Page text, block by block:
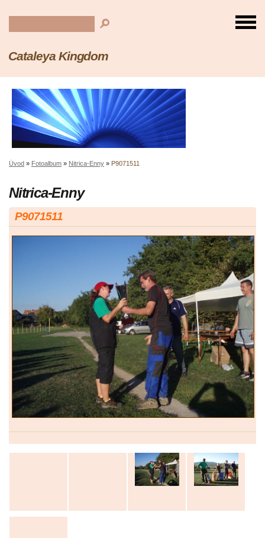
Cataleya Kingdom
Úvod » Fotoalbum » Nitrica-Enny » P9071511
Nitrica-Enny
P9071511